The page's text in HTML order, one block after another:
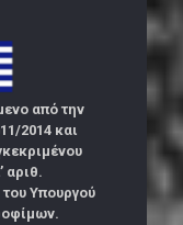
από την
2014 και
αριθ.
Υπουργού